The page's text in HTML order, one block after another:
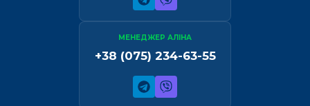
МЕНЕДЖЕР АЛІНА
+38 (075) 234-63-55